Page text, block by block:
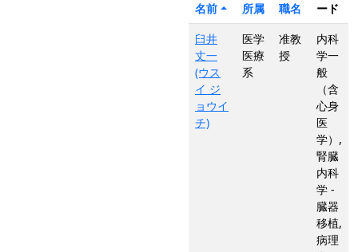
名前 所属 職名
ード
臼井
丈一
(ウス
イ ジ
ョウイ
チ)
医学
医療
系
准教
授
内科
学一
般
（含
心身
医
学）,
腎臓
内科
学 -
臓器
移植,
病理